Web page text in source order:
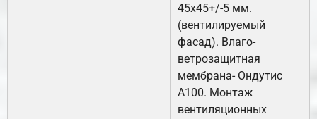
45х45+/-5 мм.
(вентилируемый
фасад). Влаго-
ветрозащитная
мембрана- Ондутис
А100. Монтаж
вентиляционных